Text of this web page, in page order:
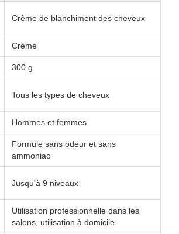
Crème de blanchiment des cheveux
Crème
300 g
Tous les types de cheveux
Hommes et femmes
Formule sans odeur et sans
ammoniac
Jusqu'à 9 niveaux
Utilisation professionnelle dans les
salons, utilisation à domicile